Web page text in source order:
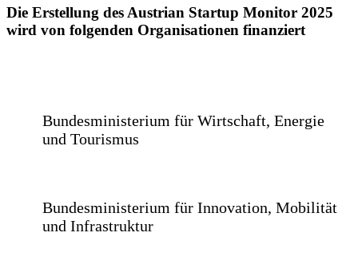
Die Erstellung des Austrian Startup Monitor 2025
wird von folgenden Organisationen finanziert
Bundesministerium für Wirtschaft, Energie
und Tourismus
Bundesministerium für Innovation, Mobilität
und Infrastruktur